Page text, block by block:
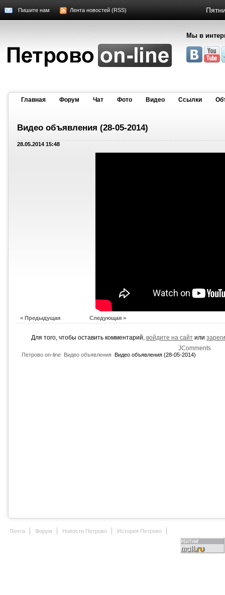
Пишите нам Лента новостей (RSS)
Мы в
Главная Форум Чат Фото Видео Cсылки
Видео объявления (28-05-2014)
28.05.2014 15:48
< Предыдущая Следующая >
Для того, чтобы оставить комментарий, войдите на сайт или
JComments
Петрово on-line Видео объявления Видео объявления (28-05-2014)
Почта Форум Новости Петрово История Петрово